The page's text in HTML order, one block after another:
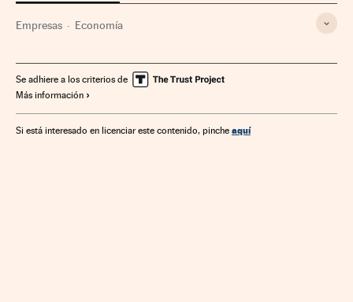
Empresas Economía
Se adhiere a los criterios de
Más información
Si está interesado en licenciar este contenido, pinche aquí